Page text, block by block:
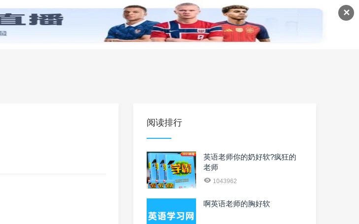
✕
小学英语 初中英语 高中英语 英语课程 英语资料
阅读排行
英语老师你的奶好软?疯狂的
老师
1043962
啊英语老师的胸好软